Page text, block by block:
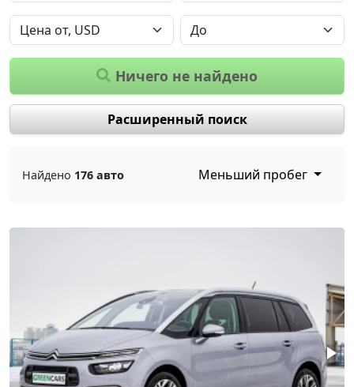
Ничего не найдено
Расширенный поиск
Найдено 176 авто Меньший пробег